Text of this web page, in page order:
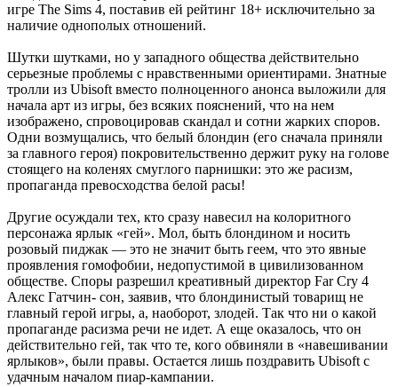
игре The Sims 4, поставив ей рейтинг 18+ исключительно за
наличие однополых отношений.
Шутки шутками, но у западного общества действительно
серьезные проблемы с нравственными ориентирами. Знатные
тролли из Ubisoft вместо полноценного анонса выложили для
начала арт из игры, без всяких пояснений, что на нем
изображено, спровоцировав скандал и сотни жарких споров.
Одни возмущались, что белый блондин (его сначала приняли
за главного героя) покровительственно держит руку на голове
стоящего на коленях смуглого парнишки: это же расизм,
пропаганда превосходства белой расы!
Другие осуждали тех, кто сразу навесил на колоритного
персонажа ярлык «гей». Мол, быть блондином и носить
розовый пиджак — это не значит быть геем, что это явные
проявления гомофобии, недопустимой в цивилизованном
обществе. Споры разрешил креативный директор Far Cry 4
Алекс Гатчин- сон, заявив, что блондинистый товарищ не
главный герой игры, а, наоборот, злодей. Так что ни о какой
пропаганде расизма речи не идет. А еще оказалось, что он
действительно гей, так что те, кого обвиняли в «навешивании
ярлыков», были правы. Остается лишь поздравить Ubisoft с
удачным началом пиар-кампании.